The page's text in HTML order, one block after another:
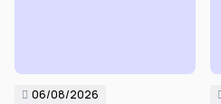
06/08/2026